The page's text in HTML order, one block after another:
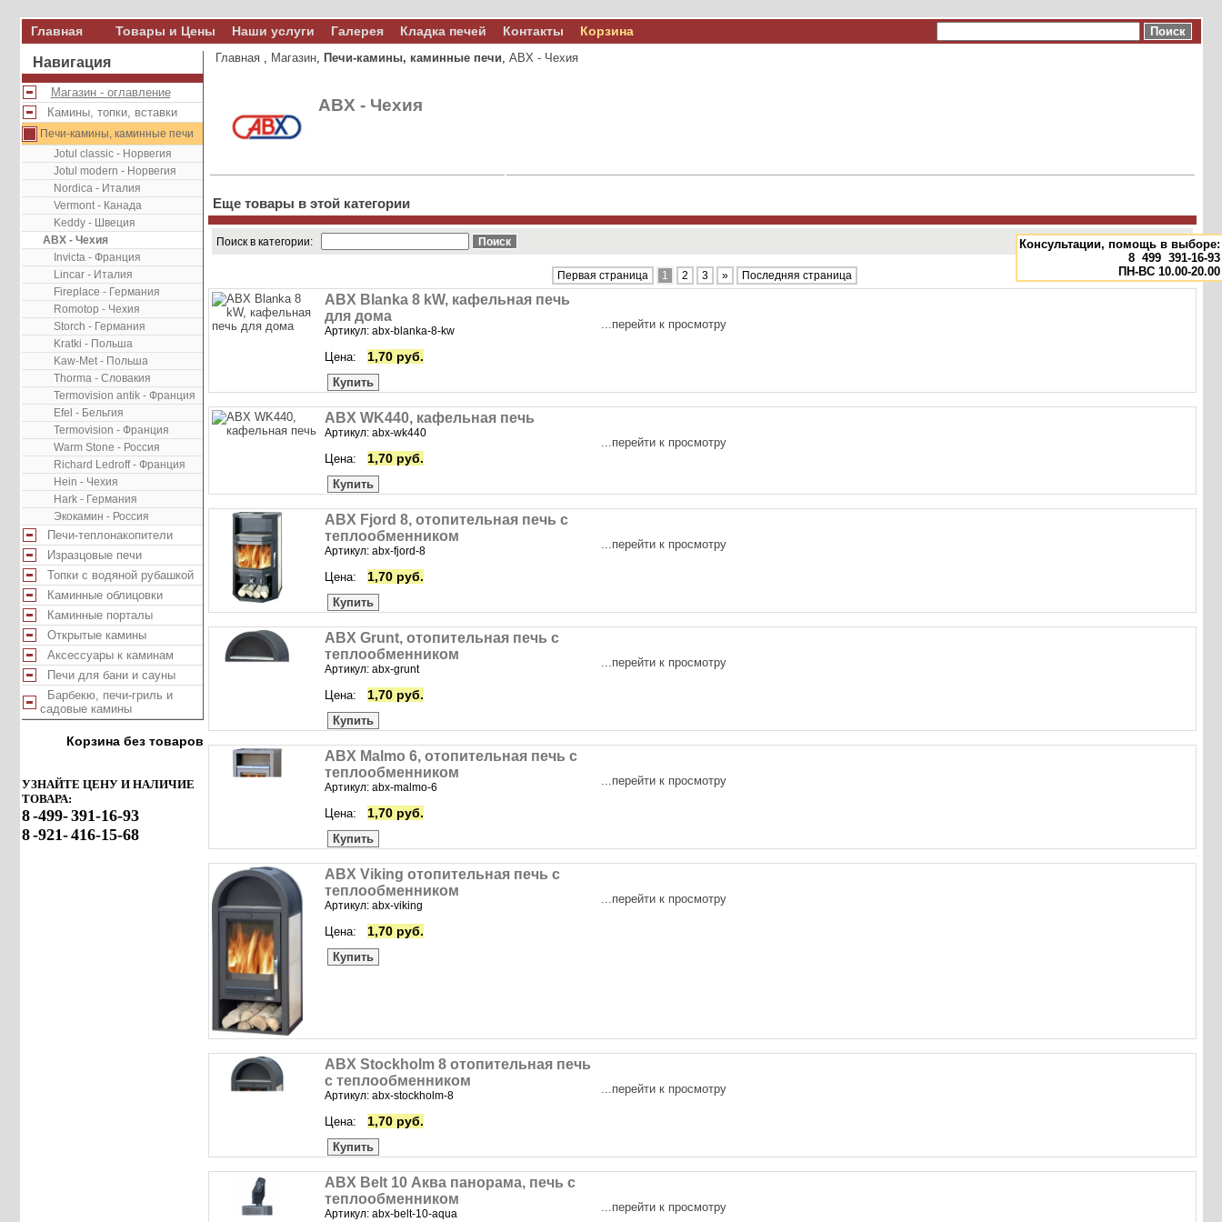
Главная Товары и Цены Наши услуги Галерея Кладка печей Контакты Корзина
Навигация
Магазин - оглавление
Камины, топки, вставки
Печи-камины, каминные печи
Jotul classic - Норвегия
Jotul modern - Норвегия
Nordica - Италия
Vermont - Канада
Keddy - Швеция
ABX - Чехия
Invicta - Франция
Lincar - Италия
Fireplace - Германия
Romotop - Чехия
Storch - Германия
Kratki - Польша
Kaw-Met - Польша
Thorma - Словакия
Termovision antik - Франция
Efel - Бельгия
Termovision - Франция
Warm Stone - Россия
Richard Ledroff - Франция
Hein - Чехия
Hark - Германия
Экокамин - Россия
Печи-теплонакопители
Изразцовые печи
Топки с водяной рубашкой
Каминные облицовки
Каминные порталы
Открытые камины
Аксессуары к каминам
Печи для бани и сауны
Барбекю, печи-гриль и
садовые камины
Корзина без товаров
Консультации, помощь в выборе:
8 499 391-16-93
ПН-ВС 10.00-20.00
УЗНАЙТЕ ЦЕНУ И НАЛИЧИЕ
ТОВАРА:
8-499-391-16-93
8-921-416-15-68
Главная, Магазин, Печи-камины, каминные печи, ABX - Чехия
ABX - Чехия
Еще товары в этой категории
Поиск в категории:
Первая страница 1 2 3 » Последняя страница
ABX Blanka 8 kW, кафельная печь
для дома
Артикул: abx-blanka-8-kw
Цена: 1,70 руб.
Купить
...перейти к просмотру
ABX WK440, кафельная печь
Артикул: abx-wk440
Цена: 1,70 руб.
Купить
...перейти к просмотру
ABX Fjord 8, отопительная печь с
теплообменником
Артикул: abx-fjord-8
Цена: 1,70 руб.
Купить
...перейти к просмотру
ABX Grunt, отопительная печь с
теплообменником
Артикул: abx-grunt
Цена: 1,70 руб.
Купить
...перейти к просмотру
ABX Malmo 6, отопительная печь с
теплообменником
Артикул: abx-malmo-6
Цена: 1,70 руб.
Купить
...перейти к просмотру
ABX Viking отопительная печь с
теплообменником
Артикул: abx-viking
Цена: 1,70 руб.
Купить
...перейти к просмотру
ABX Stockholm 8 отопительная печь
с теплообменником
Артикул: abx-stockholm-8
Цена: 1,70 руб.
Купить
...перейти к просмотру
ABX Belt 10 Аква панорама, печь с
теплообменником
Артикул: abx-belt-10-aqua ...перейти к просмотру